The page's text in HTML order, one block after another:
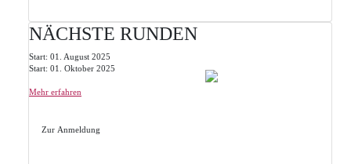
NÄCHSTE RUNDEN
Start: 01. August 2025
Start: 01. Oktober 2025
Mehr erfahren
Zur Anmeldung